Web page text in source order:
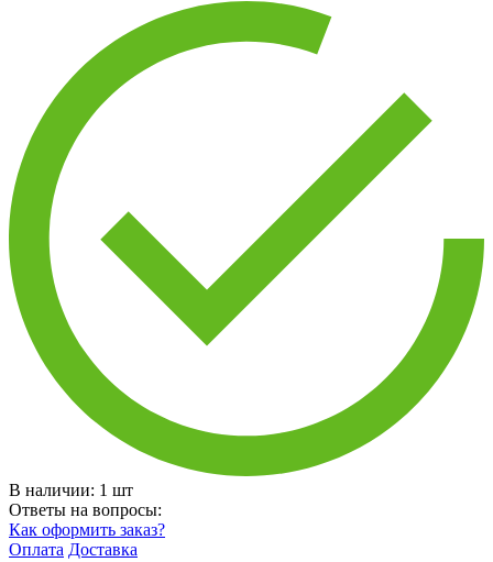
В наличии: 1 шт
Ответы на вопросы:
Как оформить заказ?
Оплата Доставка